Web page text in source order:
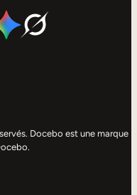
Docebo est une marque